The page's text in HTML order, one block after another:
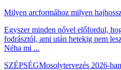
Milyen arcformához milyen
Egyszer minden nővel előfordul,
fodrásztól, ami után hetekig nem
Néha mi ...
SZÉPSÉGMosolytervezés 2026-